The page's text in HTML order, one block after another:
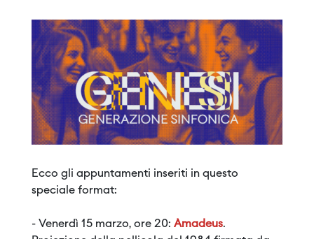
Ecco gli appuntamenti inseriti in questo
speciale format:
- Venerdì 15 marzo, ore 20: Amadeus.